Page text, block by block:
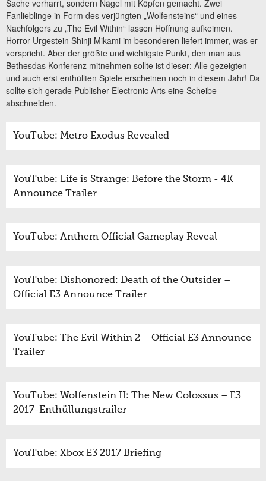
Sache verharrt, sondern Nägel mit Köpfen gemacht. Zwei
Fanlieblinge in Form des verjüngten „Wolfensteins“ und eines
Nachfolgers zu „The Evil Within“ lassen Hoffnung aufkeimen.
Horror-Urgestein Shinji Mikami im besonderen liefert immer, was er
verspricht. Aber der größte und wichtigste Punkt, den man aus
Bethesdas Konferenz mitnehmen sollte ist dieser: Alle gezeigten
und auch erst enthüllten Spiele erscheinen noch in diesem Jahr! Da
sollte sich gerade Publisher Electronic Arts eine Scheibe
abschneiden.
YouTube: Metro Exodus Revealed
YouTube: Life is Strange: Before the Storm - 4K
Announce Trailer
YouTube: Anthem Official Gameplay Reveal
YouTube: Dishonored: Death of the Outsider –
Official E3 Announce Trailer
YouTube: The Evil Within 2 – Official E3 Announce
Trailer
YouTube: Wolfenstein II: The New Colossus – E3
2017-Enthüllungstrailer
YouTube: Xbox E3 2017 Briefing